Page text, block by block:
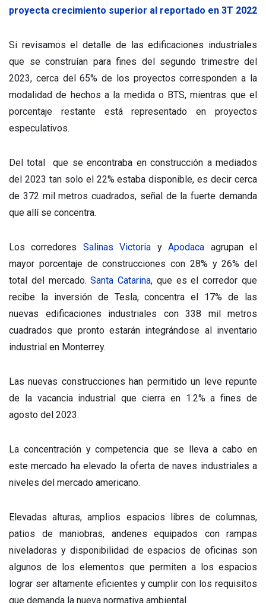
proyecta crecimiento superior al reportado en 3T 2022
Si revisamos el detalle de las edificaciones industriales
que se construían para fines del segundo trimestre del
2023, cerca del 65% de los proyectos corresponden a la
modalidad de hechos a la medida o BTS, mientras que el
porcentaje restante está representado en proyectos
especulativos.
Del total que se encontraba en construcción a mediados
del 2023 tan solo el 22% estaba disponible, es decir cerca
de 372 mil metros cuadrados, señal de la fuerte demanda
que allí se concentra.
Los corredores Salinas Victoria yApodaca agrupan el
mayor porcentaje de construcciones con 28% y 26% del
total del mercado.Santa Catarina, que es el corredor que
recibe la inversión de Tesla, concentra el 17% de las
nuevas edificaciones industriales con 338 mil metros
cuadrados que pronto estarán integrándose al inventario
industrial en Monterrey.
Las nuevas construcciones han permitido un leve repunte
de la vacancia industrial que cierra en 1.2% a fines de
agosto del 2023.
La concentración y competencia que se lleva a cabo en
este mercado ha elevado la oferta de naves industriales a
niveles del mercado americano.
Elevadas alturas, amplios espacios libres de columnas,
patios de maniobras, andenes equipados con rampas
niveladoras y disponibilidad de espacios de oficinas son
algunos de los elementos que permiten a los espacios
lograr ser altamente eficientes y cumplir con los requisitos
que demanda la nueva normativa ambiental.